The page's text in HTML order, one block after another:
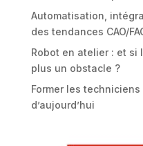
Automatisation,
des tendances CAO/
Robot en atelier : et si
plus un obstacle ?
Former les
d’aujourd’hui